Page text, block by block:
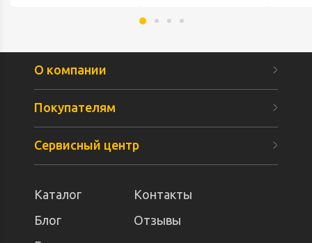
О компании
Покупателям
Сервисный центр
Каталог
Контакты
Блог
Отзывы